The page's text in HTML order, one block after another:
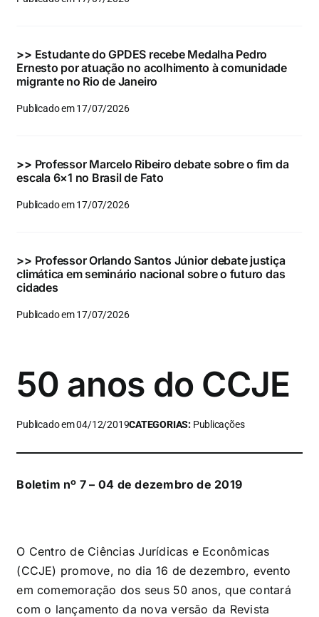
Eventos e Certificados
Buscar
para:
>> Estudante do GPDES recebe Medalha Pedro
Ernesto por atuação no acolhimento à comunidade
migrante no Rio de Janeiro
Publicado em 17/07/2026
>> Professor Marcelo Ribeiro debate sobre o fim da
escala 6×1 no Brasil de Fato
Publicado em 17/07/2026
>> Professor Orlando Santos Júnior debate justiça
climática em seminário nacional sobre o futuro das
cidades
Publicado em 17/07/2026
50 anos do CCJE
Publicado em 04/12/2019CATEGORIAS: Publicações
Boletim nº 7 – 04 de dezembro de 2019
O Centro de Ciências Jurídicas e Econômicas
(CCJE) promove, no dia 16 de dezembro, evento
em comemoração dos seus 50 anos, que contará
com o lançamento da nova versão da Revista